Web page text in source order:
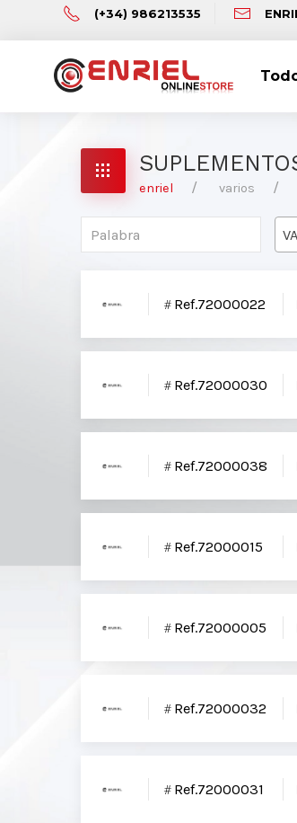
(+34) 986213535
enriel varios
Ref.72000022
Ref.72000030
Ref.72000038
Ref.72000015
Ref.72000005
Ref.72000032
Ref.72000031